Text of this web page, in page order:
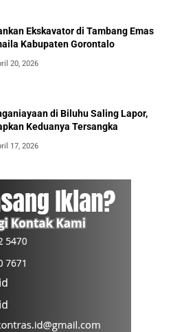
Ekskavator di Tambang Emas
Kabupaten Gorontalo
20, 2026
di Biluhu Saling Lapor,
Keduanya Tersangka
17, 2026